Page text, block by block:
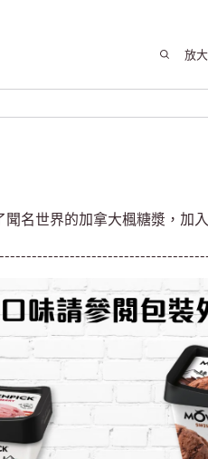
放大
聞名世界的加拿大楓糖漿，加